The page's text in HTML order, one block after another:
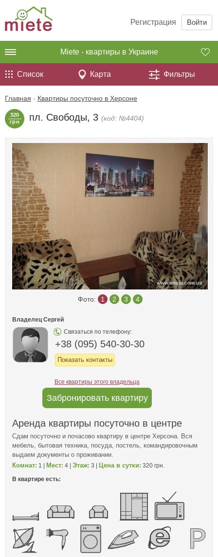
Регистрация Войти
Miete - квартиры в Украине
Список Карта Фильтры
Главная - Квартиры посуточно в Херсоне
320
грн
пл. Свободы, 3 (код: №4404)
Фото: 1 2 3 4
Владелец Сергей
Связаться по телефону:
+38 (095) 540-30-30
Показать контакты
Все квартиры этого владельца
Забронировать квартиру
Аренда квартиры посуточно в центре
Сдам посуточно и почасово квартиру в центре Херсона. Вся
мебель, бытовая техника, посуда, постель, командировочным
выдаем документы о проживании.
Комнат: 1 | Мест: 4 | Этаж: 3 | Цена в сутки: 320 грн.
В квартире есть: